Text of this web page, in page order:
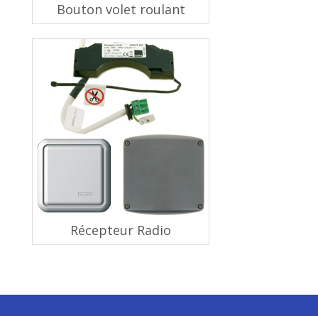
Bouton volet roulant
Récepteur Radio